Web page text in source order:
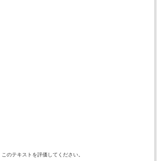
このテキストを評価してください。